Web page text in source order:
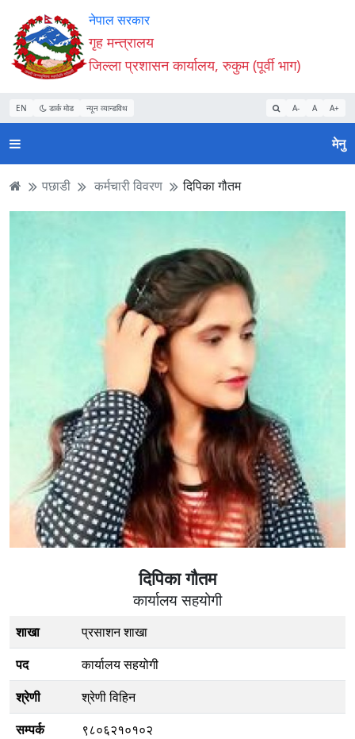
Accessibility
Mode
सुरु
गर्नुहोस्
सामाग्री
पढ्नुहाेस्
नेभिगेसन
पढ्नुहाेस्
वेबसाइट
खोजमा
जानुहोस्
नेपाल सरकार
गृह मन्त्रालय
जिल्ला प्रशासन कार्यालय, रुकुम (पूर्वी भाग)
EN डार्क मोड न्यून व्यान्डविथ A- A A+
मेनु
पछाडी कर्मचारी विवरण दिपिका गौतम
दिपिका गौतम
कार्यालय सहयोगी
शाखा
प्रसाशन शाखा
पद
कार्यालय सहयोगी
श्रेणी
श्रेणी विहिन
सम्पर्क
९८०६२१०१०२